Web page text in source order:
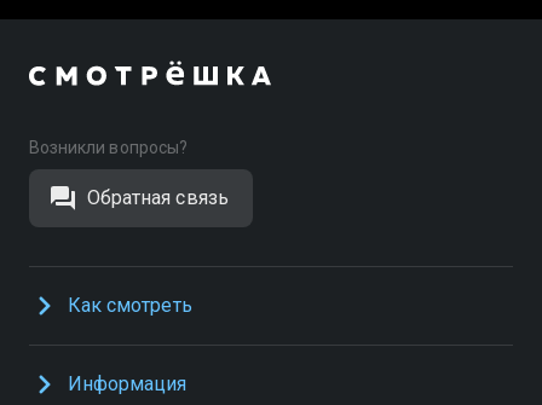
Возникли вопросы?
Обратная связь
Как смотреть
Информация